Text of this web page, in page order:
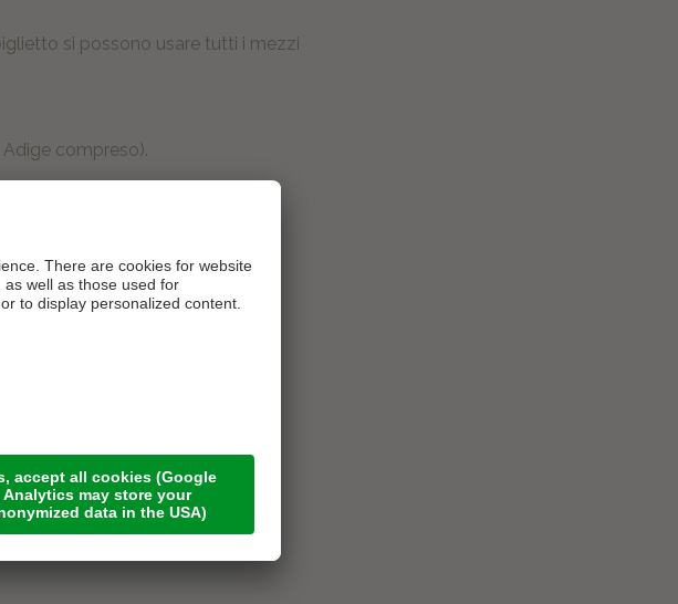
si possono usare tutti i mezzi
compreso).
attenzione e tenere i cani al